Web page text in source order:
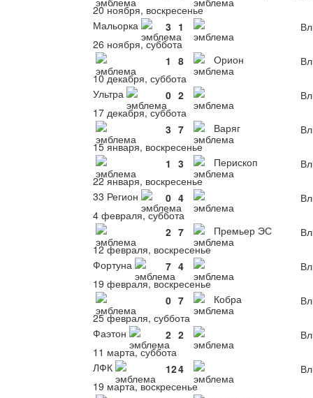
20 ноября, воскресенье
Мальорка
3 1
26 ноября, суббота
1 8 Орион
10 декабря, суббота
Ультра
0 2
17 декабря, суббота
3 7 Варяг
15 января, воскресенье
1 3 Перископ
22 января, воскресенье
33 Регион
0 4
4 февраля, суббота
2 7 Премьер ЭС
12 февраля, воскресенье
Фортуна
7 4
19 февраля, воскресенье
0 7 Кобра
25 февраля, суббота
Фаэтон
2 2
11 марта, суббота
ЛФК
124
19 марта, воскресенье